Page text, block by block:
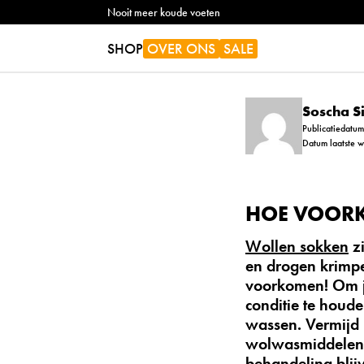
Nooit meer koude voeten
SHOP OVER ONS SALE
Soscha
Datum laatste
HOE
Wollen sokken
en drogen
voorkomen! Om
conditie te
wassen.